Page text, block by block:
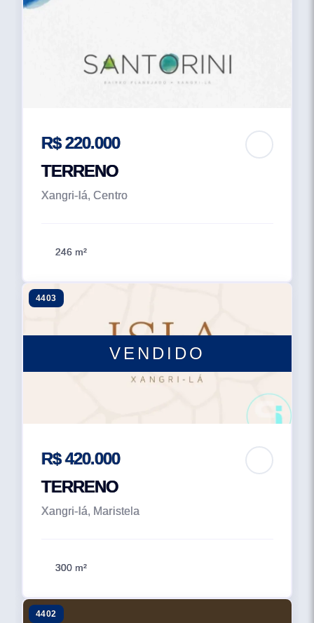
R$ 220.000
TERRENO
Xangri-lá, Centro
246 m²
VENDIDO
4403
R$ 420.000
TERRENO
Xangri-lá, Maristela
300 m²
4402